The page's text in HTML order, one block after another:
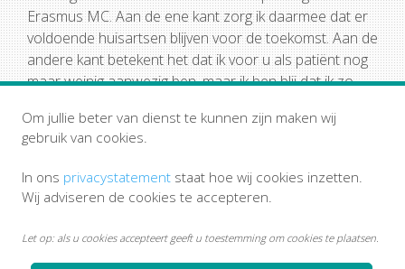
Erasmus MC. Aan de ene kant zorg ik daarmee dat er
voldoende huisartsen blijven voor de toekomst. Aan de
andere kant betekent het dat ik voor u als patiënt nog
maar weinig aanwezig ben, maar ik ben blij dat ik zo
en toe zullen tegenkomen.
Om jullie beter van dienst te kunnen zijn maken wij
gebruik van cookies.
In ons privacystatement staat hoe wij cookies inzetten.
Wij adviseren de cookies te accepteren.
Let op: als u cookies accepteert geeft u toestemming om cookies te plaatsen.